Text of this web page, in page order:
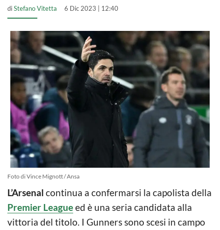
diStefano Vitetta 6 Dic 2023 | 12:40
Foto di Vince Mignott / Ansa
L’Arsenal continua a confermarsi la capolista della
Premier Leagueed è una seria candidata alla
vittoria del titolo. I Gunners sono scesi in campo